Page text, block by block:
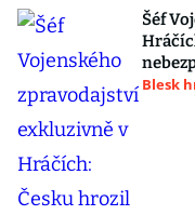
Šéf
Blesk